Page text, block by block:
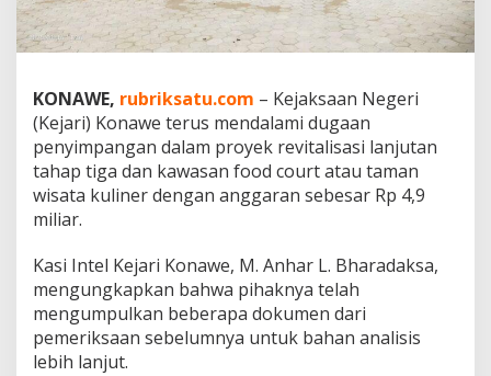
g
a
a
P
e
n
y
i
m
p
g
a
n
r
KONAWE, rubriksatu.com – Kejaksaan Negeri
(Kejari) Konawe terus mendalami dugaan
penyimpangan dalam proyek revitalisasi lanjutan
tahap tiga dan kawasan food court atau taman
wisata kuliner dengan anggaran sebesar Rp 4,9
miliar.
Kasi Intel Kejari Konawe, M. Anhar L. Bharadaksa,
mengungkapkan bahwa pihaknya telah
mengumpulkan beberapa dokumen dari
pemeriksaan sebelumnya untuk bahan analisis
lebih lanjut.